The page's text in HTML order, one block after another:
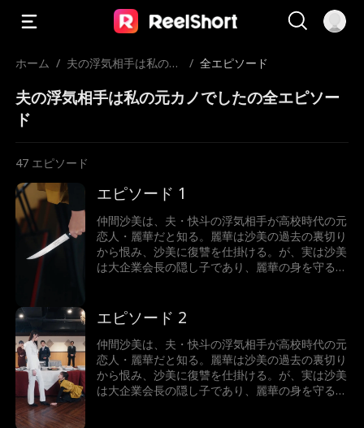
ホーム / 夫の浮気相手は私の元
/ 全エピソード
夫の浮気相手は私の元カノでしたの全エピソー
ド
47 エピソード
エピソード 1
仲間沙美は、夫・快斗の浮気相手が高校時代の元
恋人・麗華だと知る。麗華は沙美の過去の裏切り
から恨み、沙美に復讐を仕掛ける。が、実は沙美
は大企業会長の隠し子であり、麗華の身を守るた
受け入れる。次第に、復讐の中で2人の恋心が再
燃し、沙美は麗華の唇を奪ってしまう！憎しみが
揺らぐ中、2人の想いが再び表面化していく
──……甘くて切ない、青春と愛が絡み合う禁断な
恋物語、衝撃なGLショートドラマをぜひお楽し
みください。
エピソード 2
仲間沙美は、夫・快斗の浮気相手が高校時代の元
恋人・麗華だと知る。麗華は沙美の過去の裏切り
から恨み、沙美に復讐を仕掛ける。が、実は沙美
は大企業会長の隠し子であり、麗華の身を守るた